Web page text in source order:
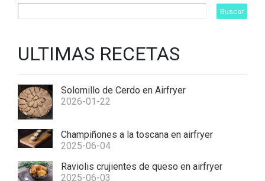
ULTIMAS RECETAS
Solomillo de Cerdo en Airfryer
2026-01-22
Champiñones a la toscana en airfryer
2025-06-04
Raviolis crujientes de queso en airfryer
2025-06-03